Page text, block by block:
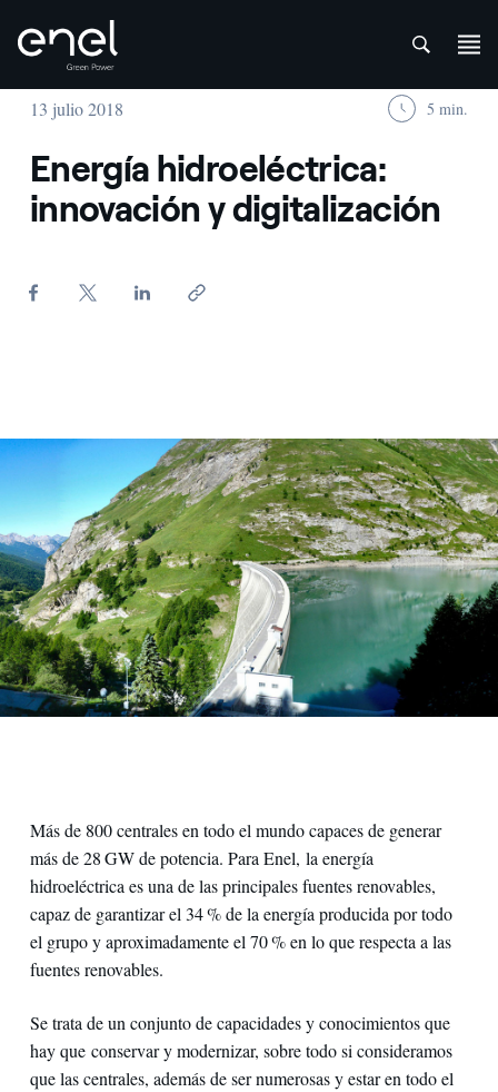
Saltar al contenido
13 julio 2018 5 min.
Energía hidroeléctrica:
innovación y digitalización
Diga di Rochemolles, Italia
Más de 800 centrales en todo el mundo capaces de generar
más de 28 GW de potencia. Para Enel, la energía
hidroeléctrica es una de las principales fuentes renovables,
capaz de garantizar el 34 % de la energía producida por todo
el grupo y aproximadamente el 70 % en lo que respecta a las
fuentes renovables.
Se trata de un conjunto de capacidades y conocimientos que
hay que conservar y modernizar, sobre todo si consideramos
que las centrales, además de ser numerosas y estar en todo el